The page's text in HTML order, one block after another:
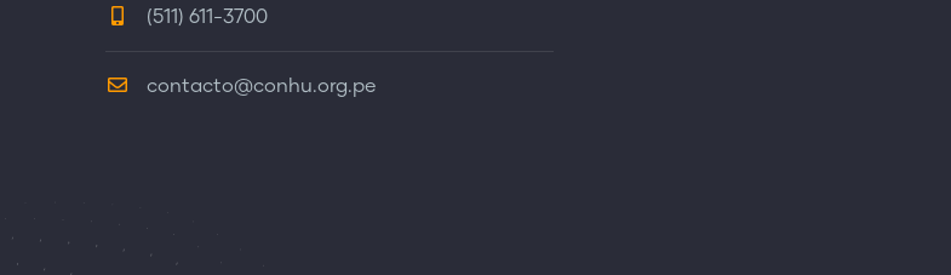
(511) 611-3700
contacto@conhu.org.pe